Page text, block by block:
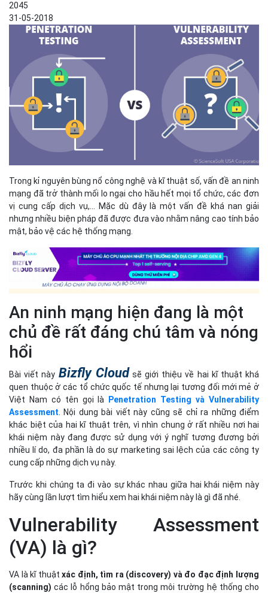
2045
31-05-2018
Trong kỉ nguyên bùng nổ công nghệ và kĩ thuật số, vấn đề an ninh
mạng đã trở thành mối lo ngại cho hầu hết mọi tổ chức, các đơn
vị cung cấp dịch vụ,... Mặc dù đây là một vấn đề khá nan giải
nhưng nhiều biện pháp đã được đưa vào nhằm nâng cao tính bảo
mật, bảo vệ các hệ thống mạng.
An ninh mạng hiện đang là một
chủ đề rất đáng chú tâm và nóng
hổi
Bài viết này Bizfly Cloud sẽ giới thiệu về hai kĩ thuật khá
quen thuộc ở các tổ chức quốc tế nhưng lại tương đối mới mẻ ở
Việt Nam có tên gọi là
Penetration Testing và Vulnerability
Assessment. Nội dung bài viết này cũng sẽ chỉ ra những điểm
khác biệt của hai kĩ thuật trên, vì nhìn chung ở rất nhiều nơi hai
khái niệm này đang được sử dụng với ý nghĩ tương đương bởi
nhiều lí do, đa phần là do sự marketing sai lệch của các công ty
cung cấp những dịch vụ này.
Trước khi chúng ta đi vào sự khác nhau giữa hai khái niệm này
hãy cùng lần lượt tìm hiểu xem hai khái niệm này là gì đã nhé.
Vulnerability Assessment
(VA) là gì?
VA là kĩ thuậtxác định, tìm ra (discovery) và đo đạc định lượng
(scanning)các lỗ hổng bảo mật trong môi trường hệ thống cho